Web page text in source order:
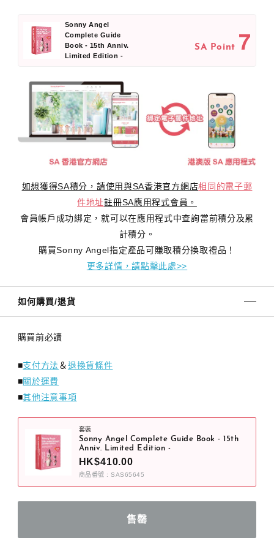
Sonny Angel
Complete Guide
Book - 15th Anniv.
Limited Edition -
SA Point 7
如想獲得SA積分，請使用與SA香港官方網店相同的電子郵
件地址註冊SA應用程式會員。
會員帳戶成功綁定，就可以在應用程式中查詢當前積分及累
計積分。
購買Sonny Angel指定產品可賺取積分換取禮品！
更多詳情，請點擊此處>>
如何購買/退貨
購買前必讀
■支付方法＆退換貨條件
■關於運費
■其他注意事項
套裝
Sonny Angel Complete Guide Book - 15th
Anniv. Limited Edition -
HK$410.00
商品番號 : SAS65645